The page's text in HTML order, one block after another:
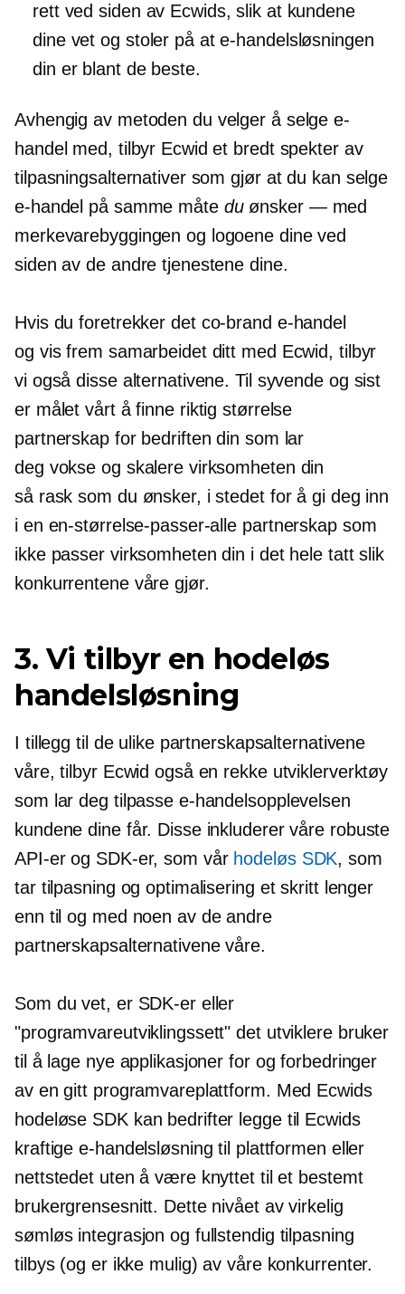
rett ved siden av Ecwids, slik at kundene
dine vet og stoler på at e-handelsløsningen
din er blant de beste.
Avhengig av metoden du velger å selge e-
handel med, tilbyr Ecwid et bredt spekter av
tilpasningsalternativer som gjør at du kan selge
e-handel på samme måte duønsker — med
merkevarebyggingen og logoene dine ved
siden av de andre tjenestene dine.
Hvis du foretrekker det co-brand e-handel
og vis frem samarbeidet ditt med Ecwid, tilbyr
vi også disse alternativene. Til syvende og sist
er målet vårt å finne riktig størrelse
partnerskap for bedriften din som lar
deg vokse og skalere virksomheten din
så rask som du ønsker, i stedet for å gi deg inn
i en en-størrelse-passer-alle partnerskap som
ikke passer virksomheten din i det hele tatt slik
konkurrentene våre gjør.
3. Vi tilbyr en hodeløs
handelsløsning
I tillegg til de ulike partnerskapsalternativene
våre, tilbyr Ecwid også en rekke utviklerverktøy
som lar deg tilpasse e-handelsopplevelsen
kundene dine får. Disse inkluderer våre robuste
API-er og SDK-er, som vår hodeløs SDK, som
tar tilpasning og optimalisering et skritt lenger
enn til og med noen av de andre
partnerskapsalternativene våre.
Som du vet, er SDK-er eller
"programvareutviklingssett" det utviklere bruker
til å lage nye applikasjoner for og forbedringer
av en gitt programvareplattform. Med Ecwids
hodeløse SDK kan bedrifter legge til Ecwids
kraftige e-handelsløsning til plattformen eller
nettstedet uten å være knyttet til et bestemt
brukergrensesnitt. Dette nivået av virkelig
sømløs integrasjon og fullstendig tilpasning
tilbys (og er ikke mulig) av våre konkurrenter.